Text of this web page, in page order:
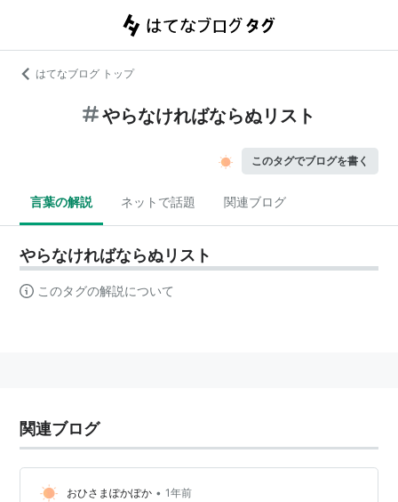
はてなブログ トップ
やらなければならぬリスト
このタグでブログを書く
言葉の解説 ネットで話題 関連ブログ
やらなければならぬリスト
このタグの解説について
関連ブログ
おひさまぽかぽか • 1年前